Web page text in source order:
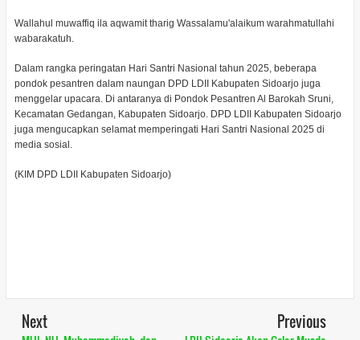
Wallahul muwaffiq ila aqwamit tharig Wassalamu'alaikum warahmatullahi
wabarakatuh.
Dalam rangka peringatan Hari Santri Nasional tahun 2025, beberapa
pondok pesantren dalam naungan DPD LDII Kabupaten Sidoarjo juga
menggelar upacara. Di antaranya di Pondok Pesantren Al Barokah Sruni,
Kecamatan Gedangan, Kabupaten Sidoarjo. DPD LDII Kabupaten Sidoarjo
juga mengucapkan selamat memperingati Hari Santri Nasional 2025 di
media sosial.
(KIM DPD LDII Kabupaten Sidoarjo)
Next Previous